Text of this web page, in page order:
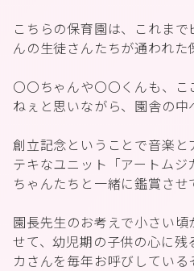
こちらの保育園は、これま
んの生徒さんたちが通われた
〇〇ちゃんや〇〇くんも、
ねぇと思いながら、園舎の中
創立記念ということで音楽と
テキなユニット「アートム
ちゃんたちと一緒に鑑賞させ
園長先生のお考えで小さい
せて、幼児期の子供の心に残
カさんを毎年お呼びしている